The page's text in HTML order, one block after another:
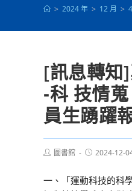
> 2024 年 > 12 月 >
[訊息轉知
‐科 技情
員生踴躍
Post圖書館
Post2024-12-
一、「運動科技的科